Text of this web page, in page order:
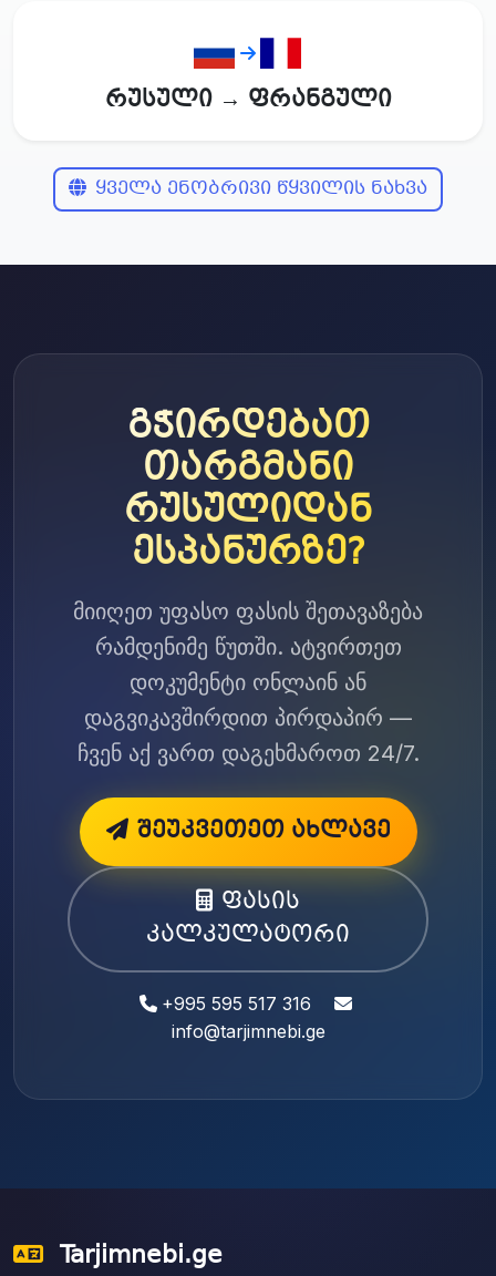
რუსული → ფრანგული
ყველა ენობრივი წყვილის ნახვა
გჭირდებათ
თარგმანი
რუსულიდან
ესპანურზე?
მიიღეთ უფასო ფასის შეთავაზება
რამდენიმე წუთში. ატვირთეთ
დოკუმენტი ონლაინ ან
დაგვიკავშირდით პირდაპირ —
ჩვენ აქ ვართ დაგეხმაროთ 24/7.
შეუკვეთეთ ახლავე
ფასის
კალკულატორი
+995 595 517 316
info@tarjimnebi.ge
Tarjimnebi.ge